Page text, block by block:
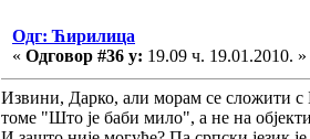
Одг: Ћирилица
« Одговор #36 у: 19.09 ч. 19.01.2010. »
Извини, Дарко, али морам се сложити
томе "Што је баби мило", а не на